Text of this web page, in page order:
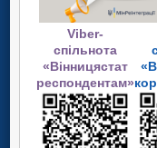
Viber-
спільнота
«Вінницястат
респондентам»